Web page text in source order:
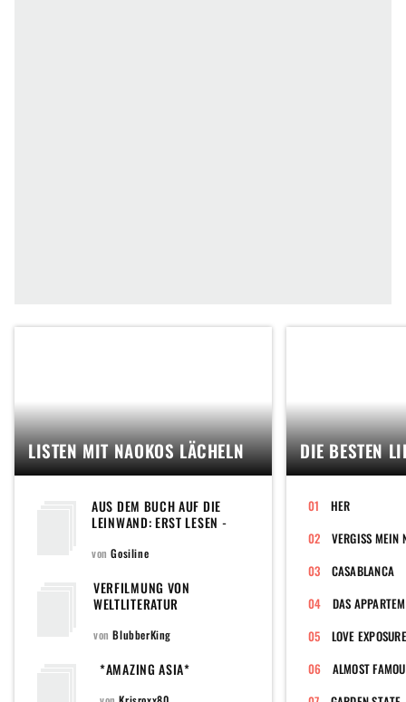
LISTEN MIT NAOKOS LÄCHELN
AUS DEM BUCH AUF DIE
LEINWAND: ERST LESEN -
vonGosiline
VERFILMUNG VON
WELTLITERATUR
vonBlubberKing
*AMAZING ASIA*
DIE BESTEN
HER
VERGISS MEIN
CASABLANCA
DAS
LOVE EXPOSURE
ALMOST